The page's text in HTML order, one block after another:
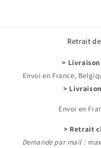
Retrait
>
Envoi en France,
>
Envoi en
> Retrait
Demande par mail :